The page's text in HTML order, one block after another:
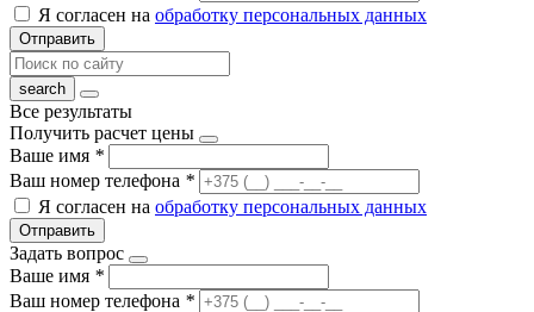
Я согласен на обработку персональных данных
Отправить
Все результаты
Получить расчет цены
Ваше имя *
Ваш номер телефона *
Я согласен на обработку персональных данных
Отправить
Задать вопрос
Ваше имя *
Ваш номер телефона *